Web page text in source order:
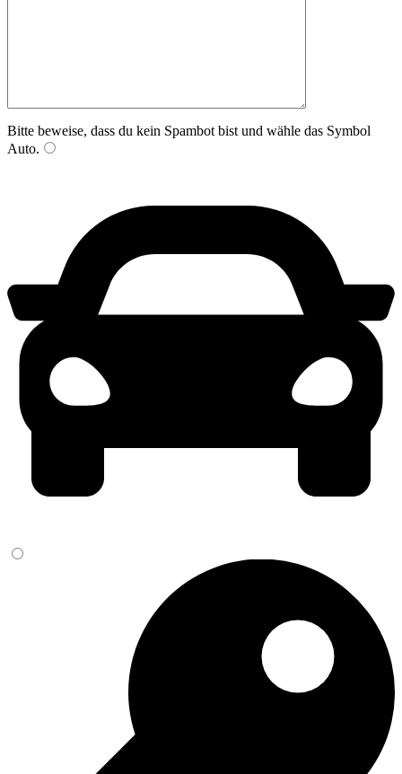
Bitte beweise, dass du kein Spambot bist und wähle das Symbol
Auto.